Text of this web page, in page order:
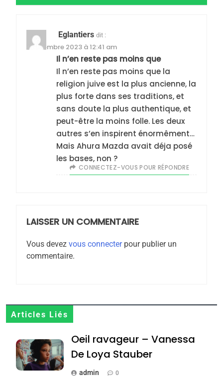
Eglantiers dit :
1 décembre 2023 à 12:41 am
Il n’en reste pas moins que
Il n’en reste pas moins que la
religion juive est la plus ancienne, la
plus forte dans ses traditions, et
sans doute la plus authentique, et
peut-être la moins folle. Les deux
autres s’en inspirent énormêment…
Mais Ahura Mazda avait déja posé
les bases, non ?
CONNECTEZ-VOUS POUR RÉPONDRE
LAISSER UN COMMENTAIRE
Vous devez vous connecterpour publier un
commentaire.
Articles Liés
Oeil ravageur – Vanessa
De Loya Stauber
admin 0
2025, l’année la plus
meurtrière selon le
rapport d’ADL contre
l’antisémitisme
FRANCE ISRAÉL
MA JUDAÏTE par Thérèse
ISRAÉL JUDAISME
7
8
Tafraout, le miel de Tadla
Azilal consacrés produits
du terroir
DAFINA MAROC